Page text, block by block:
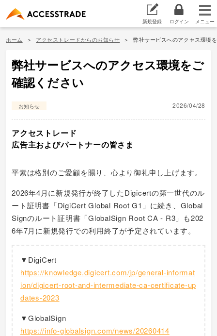
新規登録 ログイン
ホーム アクセストレードからのお知らせ 弊社サービスへのアクセス環境
弊社サービスへのアクセス環境をご
確認ください
お知らせ 2026/04/28
アクセストレード
広告主およびパートナーの皆さま
平素は格別のご愛顧を賜り、心より御礼申し上げます。
2026年4月に新規発行が終了したDigicertの第一世代のル
ート証明書「DigiCert Global Root G1」に続き、Global
Signのルート証明書「GlobalSign Root CA - R3」も202
6年7月に新規発行での利用終了が予定されています。
▼DigiCert
https://knowledge.digicert.com/jp/general-informat
ion/digicert-root-and-intermediate-ca-certificate-up
dates-2023
▼GlobalSign
https://info-globalsign.com/news/20260414